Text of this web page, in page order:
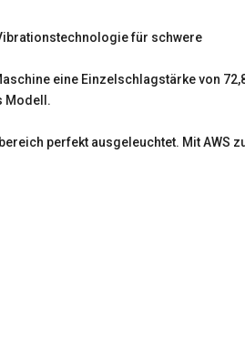
für schwere
eine Einzelschlagstärke von
Modell.
perfekt ausgeleuchtet. Mit AWS